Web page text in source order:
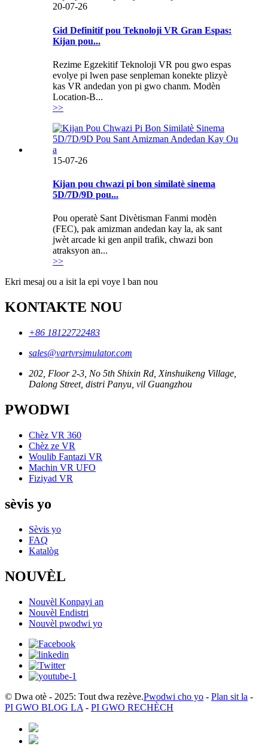
20-07-26
Gid Definitif pou Teknoloji VR Gran Espas:
Kijan pou...
Rezime Egzekitif Teknoloji VR pou gwo espas
evolye pi lwen pase senpleman konekte plizyè
kas VR andedan yon pi gwo chanm. Modèn
Location-B...
>>
15-07-26
Kijan pou chwazi pi bon similatè sinema
5D/7D/9D pou...
Pou operatè Sant Divètisman Fanmi modèn
(FEC), pak amizman andedan kay la, ak sant
jwèt arcade ki gen anpil trafik, chwazi bon
atraksyon an...
>>
Ekri mesaj ou a isit la epi voye l ban nou
KONTAKTE NOU
+86 18122722483
sales@vartvrsimulator.com
202, Floor 2-3, No 5th Shixin Rd, Xinshuikeng Village,
Dalong Street, distri Panyu, vil Guangzhou
PWODWI
Chèz VR 360
Chèz ze VR
Woulib Fantazi VR
Machin VR UFO
Fiziyad VR
sèvis yo
Sèvis yo
FAQ
Katalòg
NOUVÈL
Nouvèl Konpayi an
Nouvèl Endistri
Nouvèl pwodwi yo
© Dwa otè - 2025: Tout dwa rezève.Pwodwi cho yo - Plan sit la -
PI GWO BLOG LA - PI GWO RECHÈCH